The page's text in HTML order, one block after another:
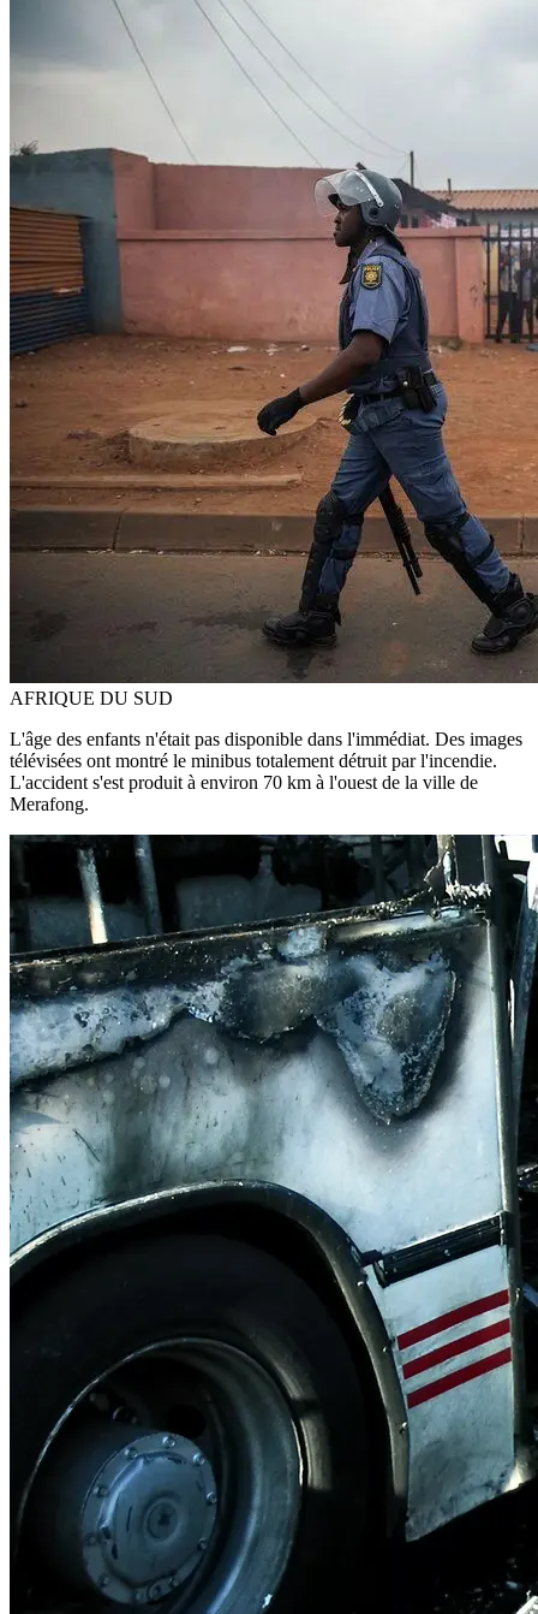
AFRIQUE DU SUD
L'âge des enfants n'était pas disponible dans l'immédiat. Des images
télévisées ont montré le minibus totalement détruit par l'incendie.
L'accident s'est produit à environ 70 km à l'ouest de la ville de
Merafong.